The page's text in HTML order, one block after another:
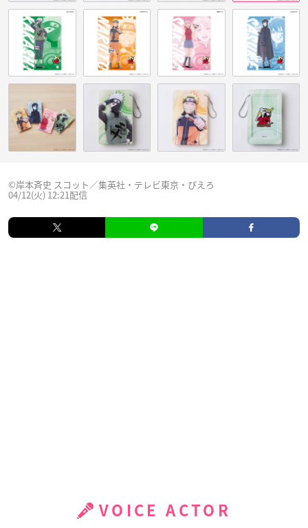
©岸本斉史 スコット／集英社・テレビ東京・ぴえろ
04/12(火) 12:21配信
VOICE ACTOR